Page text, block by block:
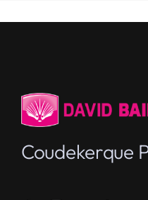
Coudekerque